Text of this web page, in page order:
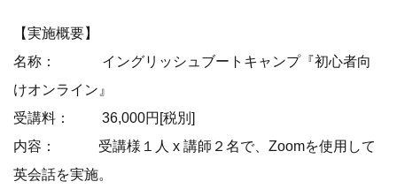
【実施概要】
名称： イングリッシュブートキャンプ『初心者向
けオンライン』
受講料： 36,000円[税別]
内容： 受講様１人 x 講師２名で、Zoomを使用して
英会話を実施。